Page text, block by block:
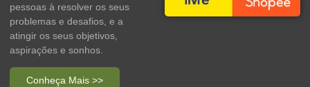
pessoas à resolver os seus
problemas e desafios, e a
atingir os seus objetivos,
aspirações e sonhos.
Conheça Mais >>